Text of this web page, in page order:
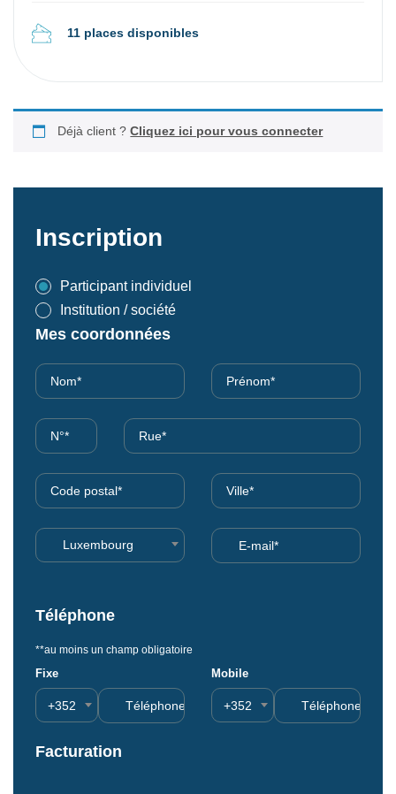
11 places disponibles
Déjà client ?Cliquez ici pour vous connecter
Inscription
Participant individuel
Institution / société
Mes coordonnées
Luxembourg
Téléphone
**au moins un champ obligatoire
Fixe
+352
Mobile
+352
Facturation